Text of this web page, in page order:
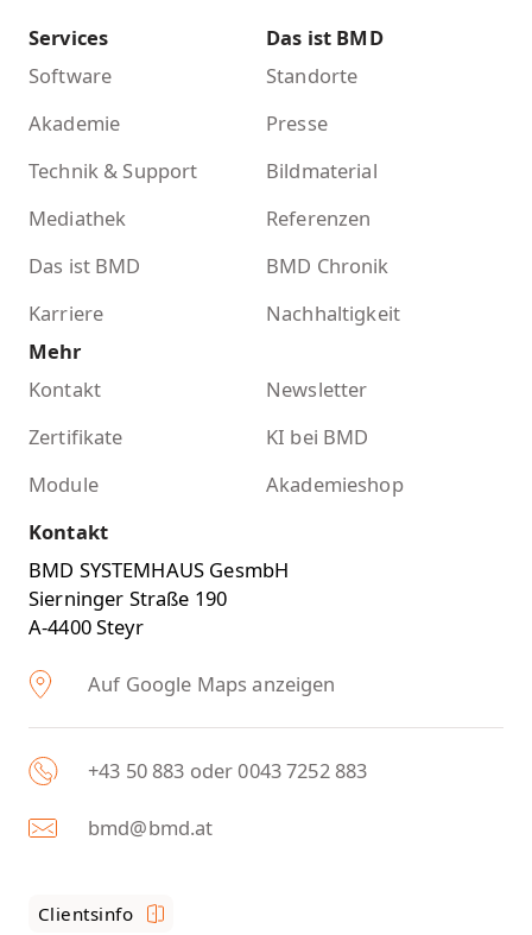
Services
Software
Akademie
Technik & Support
Mediathek
Das ist BMD
Karriere
Das ist BMD
Standorte
Presse
Bildmaterial
Referenzen
BMD Chronik
Nachhaltigkeit
Mehr
Kontakt
Newsletter
Zertifikate
KI bei BMD
Module
Akademieshop
Kontakt
BMD SYSTEMHAUS GesmbH
Sierninger Straße 190
A-4400 Steyr
Auf Google Maps anzeigen
+43 50 883 oder 0043 7252 883
bmd@bmd.at
Clientsinfo